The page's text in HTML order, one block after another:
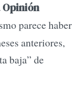
parece haber
anteriores,
baja” de